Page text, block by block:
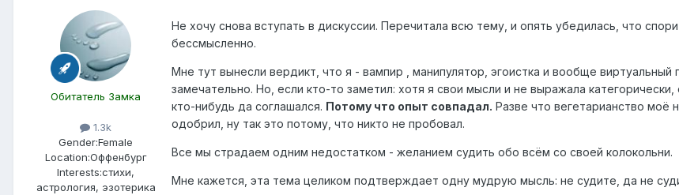
Обитатель Замка
1.3k
Gender:Female
Location:Оффенбург
Interests:стихи,
астрология, эзотерика
Не хочу снова вступать в дискуссии. Перечитала всю тему, и опять убедилась, что
бессмысленно.
Мне тут вынесли вердикт, что я - вампир , манипулятор, эгоистка и вообще виртуальный
замечательно. Но, если кто-то заметил: хотя я свои мысли и не выражала категорически,
кто-нибудь да соглашался. Потому что опыт совпадал. Разве что вегетарианство моё
одобрил, ну так это потому, что никто не пробовал.
Все мы страдаем одним недостатком - желанием судить обо всём со своей колокольни.
Мне кажется, эта тема целиком подтверждает одну мудрую мысль: не судите, да не